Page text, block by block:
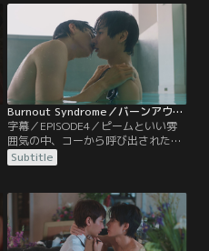
ぐため持ち物を没収され契約書にサ
インまでさせられる。そして、ジラ
はコーから自分の代わりに仕事の交
渉をするように言われ…。
Burnout Syndrome／バーンアウト・シンドローム 第04話／字幕
字幕／EPISODE4／ピームといい雰
囲気の中、コーから呼び出されたジ
ラ。しぶしぶコーの部屋へ向かう
と、不眠症にも関わらずジラと話し
コーが眠る手伝いをするはめに。さ
らに、コーの水泳につきあうことに
なる。全く泳げないジラはコーの指
導の下、一緒にプールに入るが…。
Subtitle